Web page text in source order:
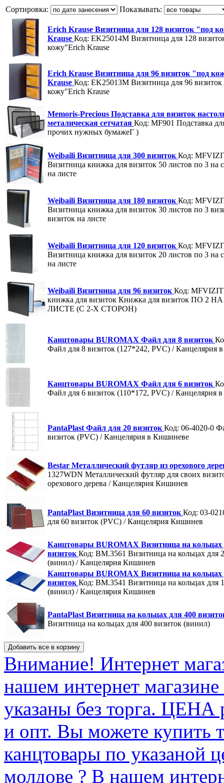
Сортировка: Показывать:
Erich Krause Визитница для 128 визиток "под
Krause Код: EK25014M Визитница для 128
кожу"Erich Krause
Erich Krause Визитница для 96 визиток "под
Krause Код: EK25013M Визитница для 96
кожу"Erich Krause
Memoris-Precious Подставка для визиток
металическая сетчатая Код: MF901 Подставка
прочих нужных бумажеГ )
Weibaili Визитница для 300 визиток Код:
Визитница книжка для визиток 50 листов по 3 на
на листе
Weibaili Визитница для 180 визиток Код:
Визитница книжка для визиток 30 листов по 3
визиток на листе
Weibaili Визитница для 120 визиток Код:
Визитница книжка для визиток 20 листов по 3 на
на листе
Weibaili Визитница для 96 визиток Код:
книжка для визиток Книжка для визиток ПО 2
ЛИСТЕ (С 2-Х СТОРОН)
Канцтовары BUROMAX Файл для 8 визиток
Файл для 8 визиток (127*242, PVC) / Канцелярия
Канцтовары BUROMAX Файл для 6 визиток
Файл для 6 визиток (110*172, PVC) / Канцелярия
PantaPlast Файл для 20 визиток Код: 06-4020-0
визиток (PVC) / Канцелярия в Кишиневе
Bestar Металлический футляр из орехового
1327WDN Металлический футляр для своих
орехового дерева / Канцелярия Кишинев
PantaPlast Визитница для 60 визиток Код: 03-
для 60 визиток (PVC) / Канцелярия Кишинев
Канцтовары BUROMAX Визитница на кольцах
визиток Код: BM.3561 Визитница на кольцах для
(винил) / Канцелярия Кишинев
Канцтовары BUROMAX Визитница на кольцах
визиток Код: BM.3541 Визитница на кольцах для
(винил) / Канцелярия Кишинев
PantaPlast Визитница на кольцах для 400
Визитница на кольцах для 400 визиток (винил)
Внимание! Интернет
нашем интернет
указаны без торга.
и опт. Вы можете купить
канцтовары по указаной
молдове ? В нашем